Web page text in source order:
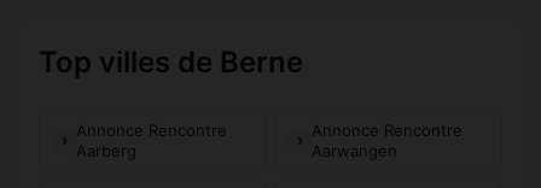
Top villes de Berne
Annonce Rencontre
Aarberg
Annonce Rencontre
Aarwangen